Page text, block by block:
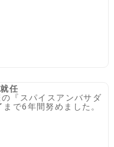
任
『スパイスアンバサダ
で6年間努めました。